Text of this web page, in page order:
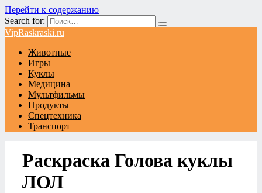
Перейти к содержанию
Search for:
VipRaskraski.ru
Животные
Игры
Куклы
Медицина
Мультфильмы
Продукты
Спецтехника
Транспорт
Раскраска Голова куклы
ЛОЛ